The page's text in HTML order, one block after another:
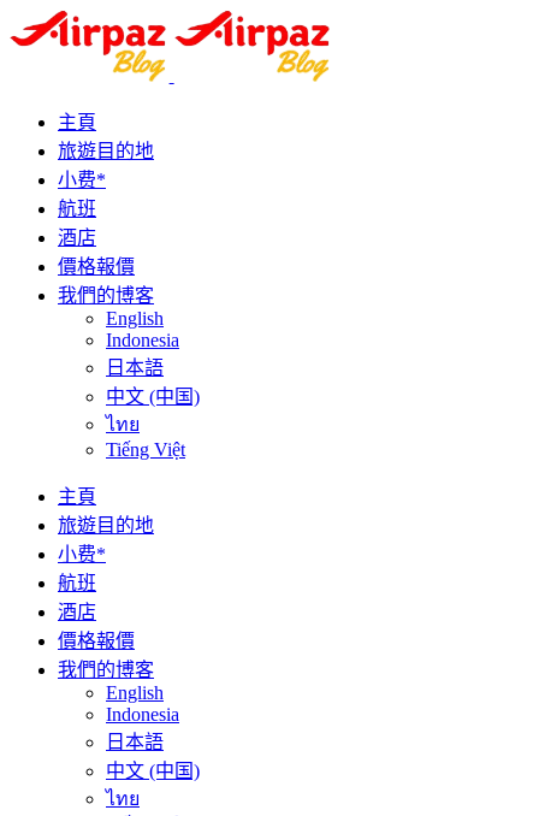
主頁
旅遊目的地
小费*
航班
酒店
價格報價
我們的博客
English
Indonesia
日本語
中文 (中国)
ไทย
Tiếng Việt
主頁
旅遊目的地
小费*
航班
酒店
價格報價
我們的博客
English
Indonesia
日本語
中文 (中国)
ไทย